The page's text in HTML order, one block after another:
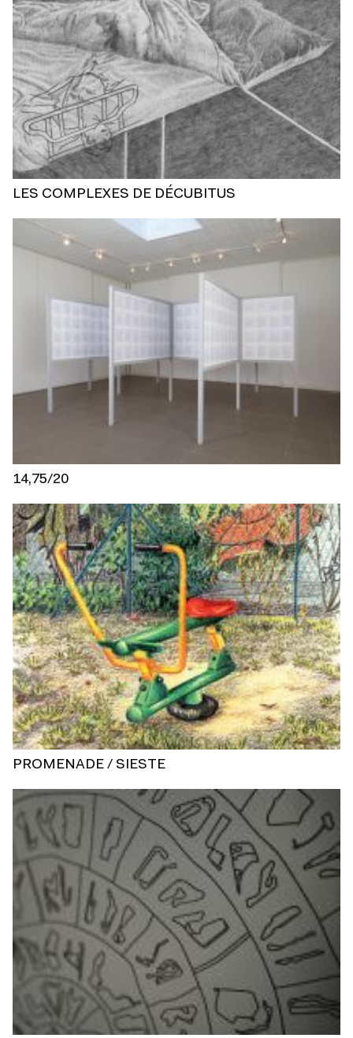
LES COMPLEXES DE DÉCUBITUS
14,75/20
PROMENADE / SIESTE